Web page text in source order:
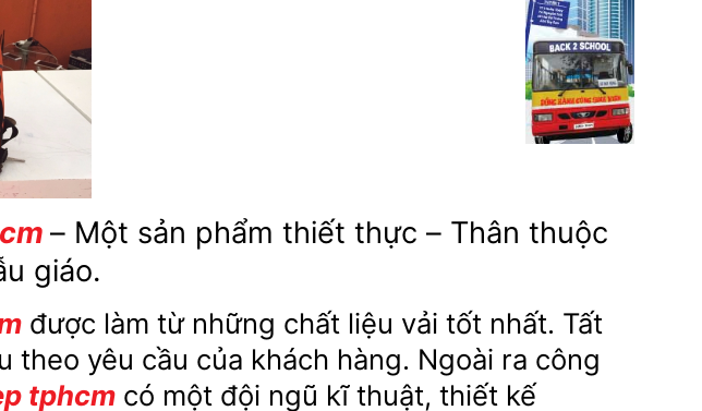
– Một sản phẩm thiết thực – Thân thuộc
giáo.
được làm từ những chất liệu vải tốt nhất. Tất
theo yêu cầu của khách hàng. Ngoài ra công
tphcm có một đội ngũ kĩ thuật, thiết kế